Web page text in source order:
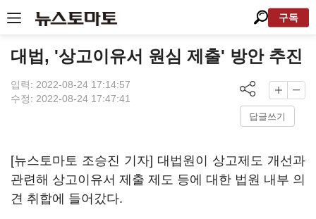
구독
대법, '상고이유서 원심 제출' 방안 추진
입력: 2022-08-24 17:14:57
수정: 2022-08-24 17:47:41
답글쓰기
[뉴스토마토 조승진 기자] 대법원이 상고제도 개선과
관련해 상고이유서 제출 제도 등에 대한 법원 내부 의
견 취합에 들어갔다.